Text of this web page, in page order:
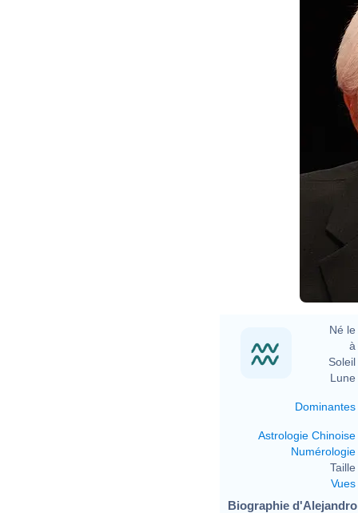
Né le
à
Soleil
Lune
Dominantes
Astrologie Chinoise
Numérologie
Taille
Vues
Biographie